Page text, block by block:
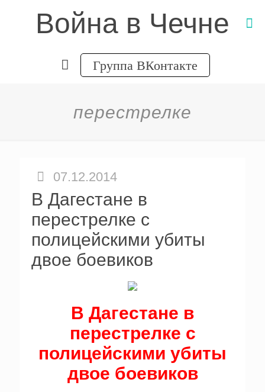
Война в Чечне
Группа ВКонтакте
перестрелке
07.12.2014
В Дагестане в
перестрелке с
полицейскими убиты
двое боевиков
В Дагестане в
перестрелке с
полицейскими убиты
двое боевиков